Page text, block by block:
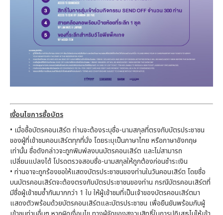
เงื่อนไขการซื้อบัตร
• เมื่อซื้อบัตรคอนเสิร์ต ท่านจะต้องระบุชื่อ-นามสกุลที่ตรงกับบัตรประชาชน
ของผู้ที่เข้าชมคอนเสิร์ตทุกที่นั่ง โดยระบุเป็นภาษาไทย หรือภาษาอังกฤษ
เท่านั้น ชื่อดังกล่าวจะถูกพิมพ์ลงบนบัตรคอนเสิร์ต และไม่สามารถ
เปลี่ยนแปลงได้ โปรดตรวจสอบชื่อ-นามสกุลให้ถูกต้องก่อนชำระเงิน
• ท่านอาจะถูกร้องขอให้แสดงบัตรประชาชนของท่านในวันคอนเสิร์ต โดยชื่อ
บนบัตรคอนเสิร์ตจะต้องตรงกับบัตรประชาชนของท่าน กรณีบัตรคอนเสิร์ตที่
มีชื่อผู้เข้าชมซ้ำกันมากกว่า 1 ใบ ให้ผู้เข้าชมที่เป็นเจ้าของบัตรคอนเสิร์ตมา
แสดงตัวพร้อมด้วยบัตรคอนเสิร์ตและบัตรประชาชน เพื่อยืนยันพร้อมกับผู้